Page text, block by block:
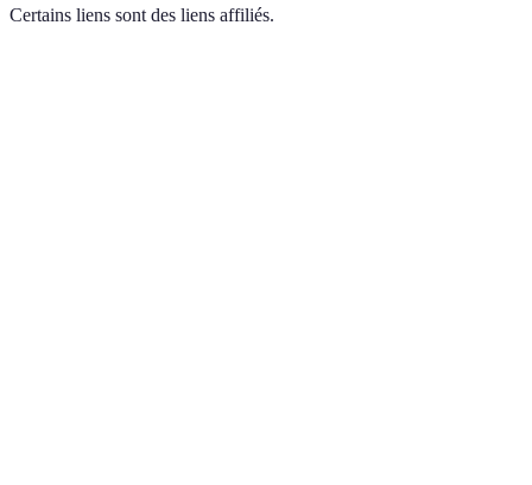
Certains liens sont des liens affiliés.